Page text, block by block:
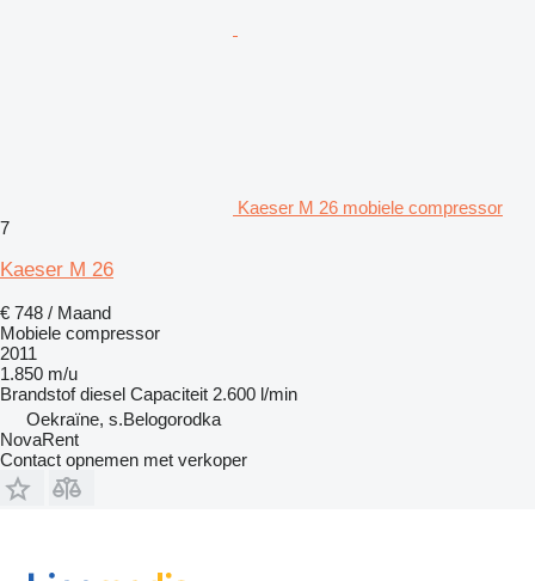
Kaeser M 26 mobiele compressor
7
Kaeser M 26
€ 748 / Maand
Mobiele compressor
2011
1.850 m/u
Brandstof diesel Capaciteit 2.600 l/min
Oekraïne, s.Belogorodka
NovaRent
Contact opnemen met verkoper